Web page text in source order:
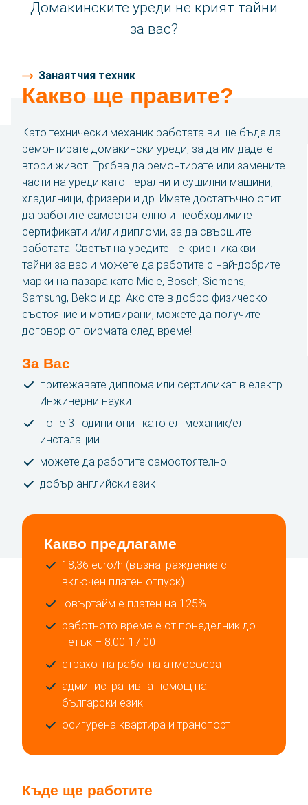
История
български
Polski
Română
Контакт
SBA Flex Recruitment
Boogschutterstraat 5, 5015 BX Tilburg, Нидерландия
T:+31 (0)13 464 89 50 | E:recruitment@sbaflex.com
SBA Flex Recruitment EOOD
Изпратете ни имейл съобщение
Домакинските уреди не крият тайни
за вас?
Занаятчия техник
Какво ще правите?
Като технически механик работата ви ще бъде да
ремонтирате домакински уреди, за да им дадете
втори живот. Трябва да ремонтирате или замените
части на уреди като перални и сушилни машини,
хладилници, фризери и др. Имате достатъчно опит
да работите самостоятелно и необходимите
сертификати и/или дипломи, за да свършите
работата. Светът на уредите не крие никакви
тайни за вас и можете да работите с най-добрите
марки на пазара като Miele, Bosch, Siemens,
Samsung, Beko и др. Ако сте в добро физическо
състояние и мотивирани, можете да получите
договор от фирмата след време!
За Вас
притежавате диплома или сертификат в електр.
Инжинерни науки
поне 3 години опит като ел. механик/ел.
инсталации
можете да работите самостоятелно
добър английски език
Какво предлагаме
18,36 euro/h (възнаграждение с
включен платен отпуск)
овъртайм е платен на 125%
работното време е от понеделник до
петък – 8:00-17:00
страхотна работна атмосфера
административна помощ на
български език
осигурена квартира и транспорт
Къде ще работите